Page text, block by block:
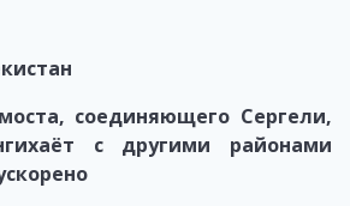
соединяющего Сергели,
с другими районами